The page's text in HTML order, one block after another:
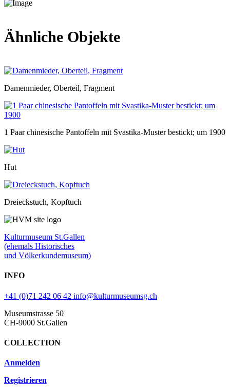
Ähnliche Objekte
Damenmieder, Oberteil, Fragment
1 Paar chinesische Pantoffeln mit Svastika-Muster bestickt; um 1900
Hut
Dreieckstuch, Kopftuch
Kulturmuseum St.Gallen
(ehemals Historisches
und Völkerkundemuseum)
INFO
+41 (0)71 242 06 42 info@kulturmuseumsg.ch
Museumstrasse 50
CH-9000 St.Gallen
COLLECTION
Anmelden
Registrieren